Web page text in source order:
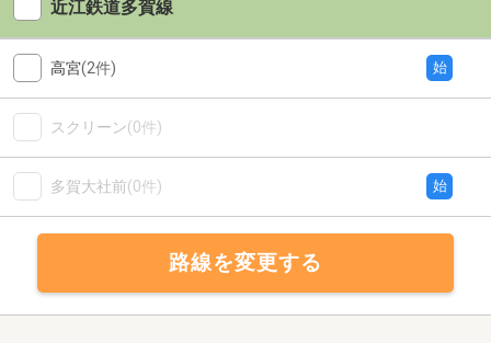
近江鉄道多賀線
高宮(2件) 始
スクリーン(0件)
多賀大社前(0件) 始
路線を変更する